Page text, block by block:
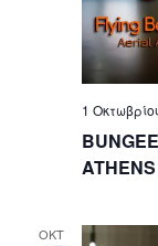
1
ATHENS
ΟΚΤ